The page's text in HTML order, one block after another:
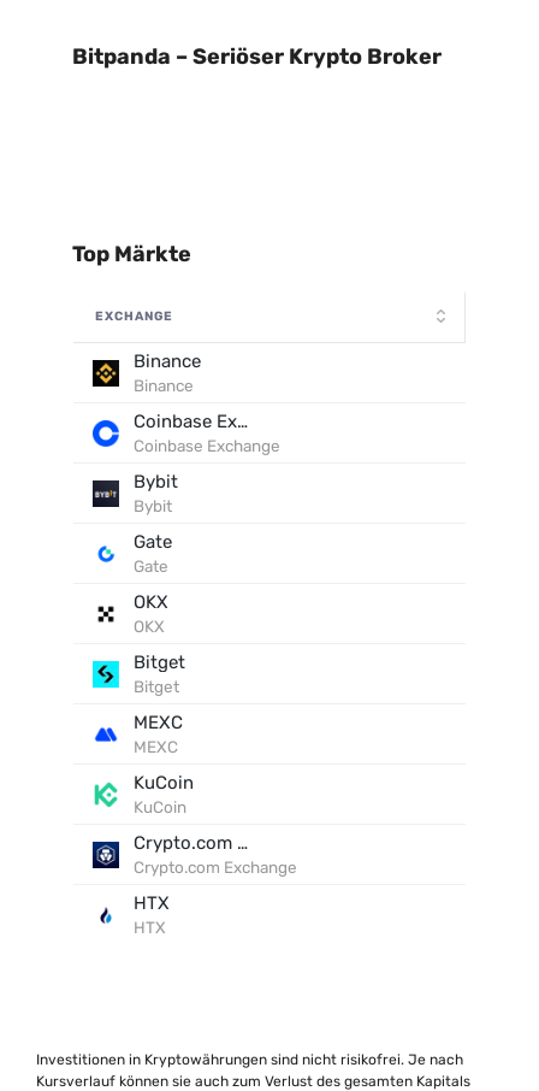
Bitpanda – Seriöser Krypto Broker
Top Märkte
EXCHANGE
Binance
Binance
Coinbase Exchange
Coinbase Exchange
Bybit
Bybit
Gate
Gate
OKX
OKX
Bitget
Bitget
MEXC
MEXC
KuCoin
KuCoin
Crypto.com Exchange
Crypto.com Exchange
HTX
HTX
Investitionen in Kryptowährungen sind nicht risikofrei. Je nach
Kursverlauf können sie auch zum Verlust des gesamten Kapitals